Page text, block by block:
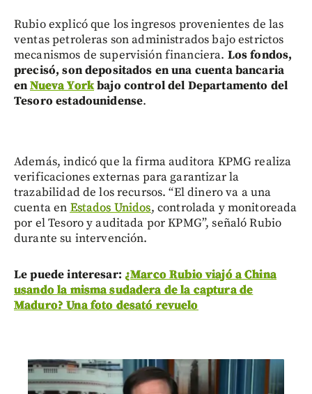
Rubio explicó que los ingresos provenientes de las
ventas petroleras son administrados bajo estrictos
mecanismos de supervisión financiera. Los fondos,
precisó, son depositados en una cuenta bancaria
enNueva Yorkbajo control del Departamento del
Tesoro estadounidense.
Además, indicó que la firma auditora KPMG realiza
verificaciones externas para garantizar la
trazabilidad de los recursos. “El dinero va a una
cuenta en Estados Unidos, controlada y monitoreada
por el Tesoro y auditada por KPMG”, señaló Rubio
durante su intervención.
Le puede interesar: ¿Marco Rubio viajó a China
usando la misma sudadera de la captura de
Maduro? Una foto desató revuelo